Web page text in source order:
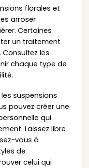
florales et
arroser
Certaines
un traitement
les
chaque type de
suspensions
pouvez créer une
qui
Laissez libre
vous à
de
celui qui